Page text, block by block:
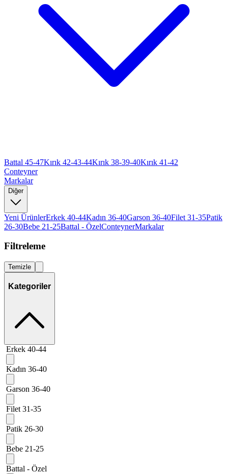
Battal 45-47Kırık 42-43-44Kırık 38-39-40Kırık 41-42
Conteyner
Markalar
Diğer
Yeni ÜrünlerErkek 40-44Kadın 36-40Garson 36-40Filet 31-35Patik
26-30Bebe 21-25Battal - ÖzelConteynerMarkalar
Filtreleme
Temizle
Kategoriler
Erkek 40-44
Kadın 36-40
Garson 36-40
Filet 31-35
Patik 26-30
Bebe 21-25
Battal - Özel